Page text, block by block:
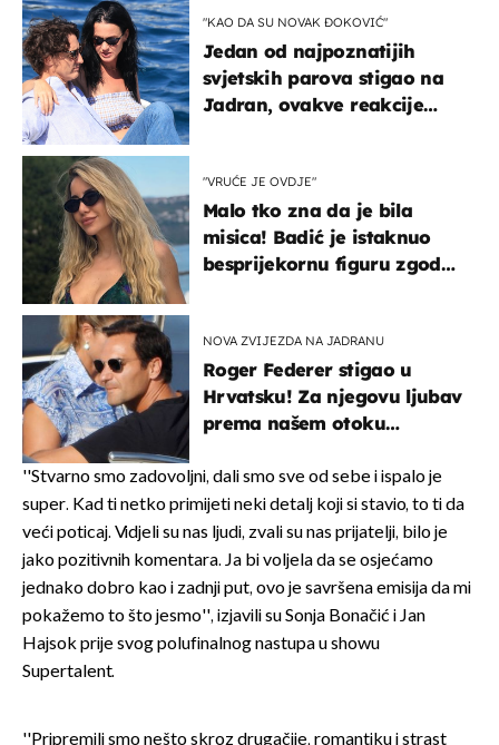
"KAO DA SU NOVAK ĐOKOVIĆ"
Jedan od najpoznatijih
svjetskih parova stigao na
Jadran, ovakve reakcije
"VRUĆE JE OVDJE"
Malo tko zna da je bila
misica! Badić je istaknuo
besprijekornu figuru zgodne
NOVA ZVIJEZDA NA JADRANU
Roger Federer stigao u
Hrvatsku! Za njegovu ljubav
prema našem otoku
Hrvat
''Stvarno smo zadovoljni, dali smo sve od sebe i ispalo je
super. Kad ti netko primijeti neki detalj koji si stavio, to ti da
veći poticaj. Vidjeli su nas ljudi, zvali su nas prijatelji, bilo je
jako pozitivnih komentara. Ja bi voljela da se osjećamo
jednako dobro kao i zadnji put, ovo je savršena emisija da mi
pokažemo to što jesmo'', izjavili su Sonja Bonačić i Jan
Hajsok prije svog polufinalnog nastupa u showu
Supertalent.
''Pripremili smo nešto skroz drugačije, romantiku i strast